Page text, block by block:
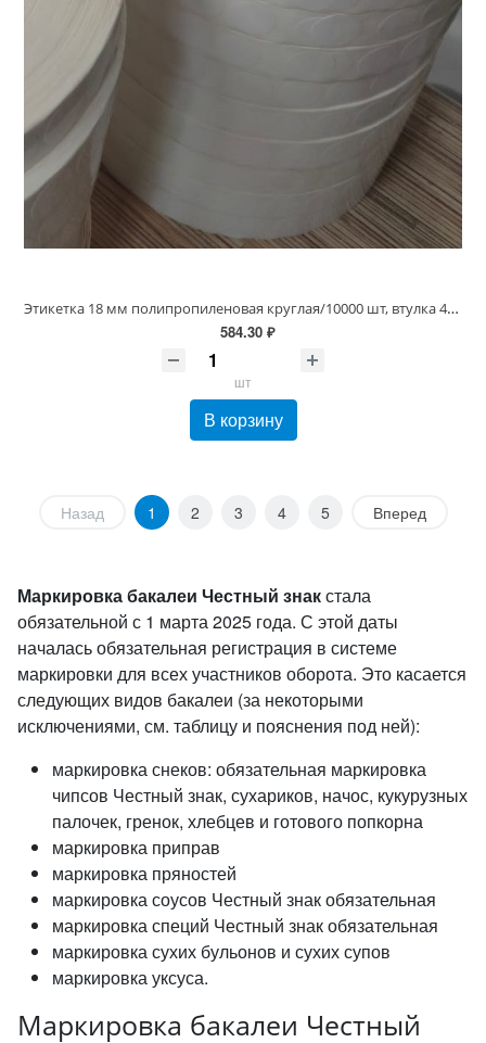
Этикетка 18 мм полипропиленовая круглая/10000 шт, втулка 40/76 мм, Белая Глянец 60 мкм (d18 PP)
584.30 ₽
шт
В корзину
Назад 1 2 3 4 5 Вперед
Маркировка бакалеи Честный знакстала
обязательной с 1 марта 2025 года. С этой даты
началась обязательная регистрация в системе
маркировки для всех участников оборота. Это касается
следующих видов бакалеи (за некоторыми
исключениями, см. таблицу и пояснения под ней):
маркировка снеков: обязательная маркировка
чипсов Честный знак, сухариков, начос, кукурузных
палочек, гренок, хлебцев и готового попкорна
маркировка приправ
маркировка пряностей
маркировка соусов Честный знак обязательная
маркировка специй Честный знак обязательная
маркировка сухих бульонов и сухих супов
маркировка уксуса.
Маркировка бакалеи Честный